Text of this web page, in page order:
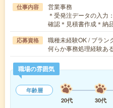
仕事内容
営業事務
＊受発注データの入力
確認＊見積書作成＊納
応募資格
職種未経験OK / ブラン
何らか事務処理経験あ
職場の雰囲気
年齢層
20代
30代